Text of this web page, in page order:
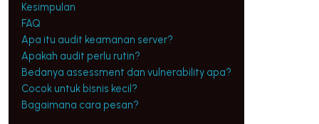
Kesimpulan
FAQ
Apa itu audit keamanan server?
Apakah audit perlu rutin?
Bedanya assessment dan vulnerability apa?
Cocok untuk bisnis kecil?
Bagaimana cara pesan?